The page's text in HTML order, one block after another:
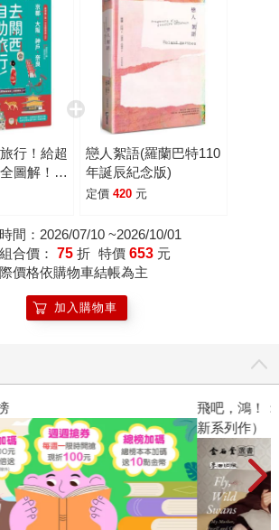
行！給超
圖解！交
玩買X行
戀人絮語(羅蘭巴特110
年誕辰紀念版)
定價 420 元
間：2026/07/10 ~2026/10/01
合價： 75 折 特價 653 元
價格依購物車結帳為主
加入購物車
年暢銷榜